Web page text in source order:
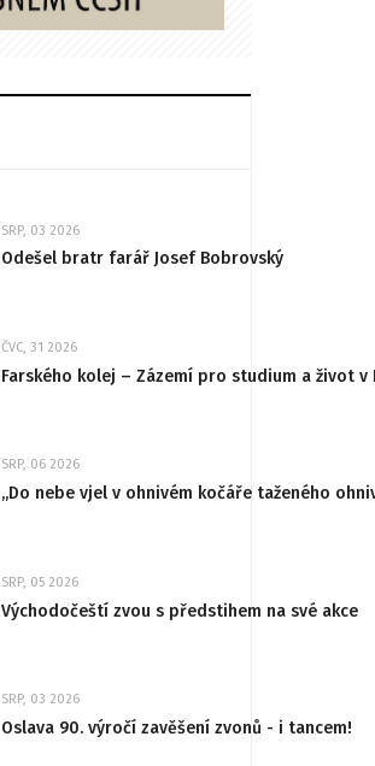
SRP, 03 2026
Odešel bratr farář Josef Bobrovský
ČVC, 31 2026
Farského kolej – Zázemí pro studium a život v
SRP, 06 2026
„Do nebe vjel v ohnivém kočáře taženého
SRP, 05 2026
Východočeští zvou s předstihem na své akce
SRP, 03 2026
Oslava 90. výročí zavěšení zvonů - i tancem!